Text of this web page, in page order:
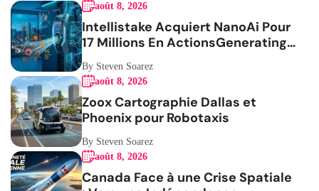
août 8, 2026
Intellistake Acquiert NanoAi Pour
17 Millions En ActionsGenerating
the French blog article
By Steven Soarez
août 8, 2026
Zoox Cartographie Dallas et
Phoenix pour Robotaxis
By Steven Soarez
août 8, 2026
Canada Face à une Crise Spatiale